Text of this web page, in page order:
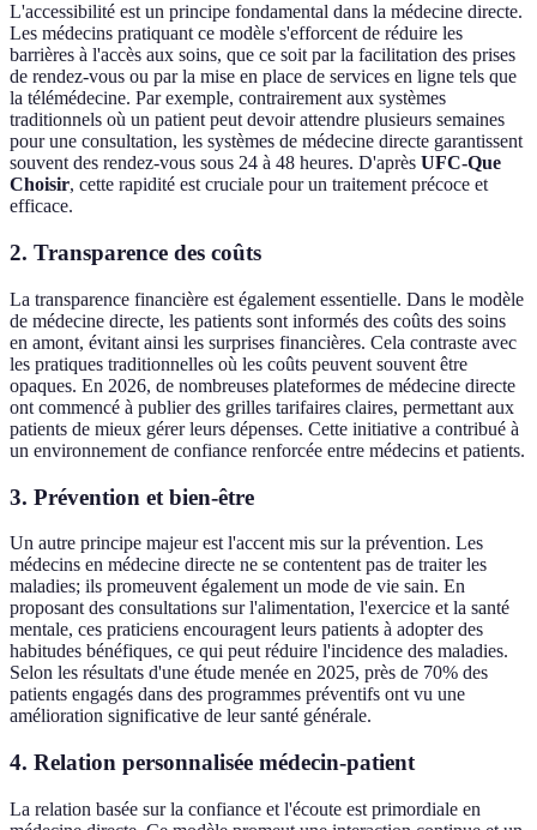
L'accessibilité est un principe fondamental dans la médecine directe.
Les médecins pratiquant ce modèle s'efforcent de réduire les
barrières à l'accès aux soins, que ce soit par la facilitation des prises
de rendez-vous ou par la mise en place de services en ligne tels que
la télémédecine. Par exemple, contrairement aux systèmes
traditionnels où un patient peut devoir attendre plusieurs semaines
pour une consultation, les systèmes de médecine directe garantissent
souvent des rendez-vous sous 24 à 48 heures. D'après UFC-Que
Choisir, cette rapidité est cruciale pour un traitement précoce et
efficace.
2. Transparence des coûts
La transparence financière est également essentielle. Dans le modèle
de médecine directe, les patients sont informés des coûts des soins
en amont, évitant ainsi les surprises financières. Cela contraste avec
les pratiques traditionnelles où les coûts peuvent souvent être
opaques. En 2026, de nombreuses plateformes de médecine directe
ont commencé à publier des grilles tarifaires claires, permettant aux
patients de mieux gérer leurs dépenses. Cette initiative a contribué à
un environnement de confiance renforcée entre médecins et patients.
3. Prévention et bien-être
Un autre principe majeur est l'accent mis sur la prévention. Les
médecins en médecine directe ne se contentent pas de traiter les
maladies; ils promeuvent également un mode de vie sain. En
proposant des consultations sur l'alimentation, l'exercice et la santé
mentale, ces praticiens encouragent leurs patients à adopter des
habitudes bénéfiques, ce qui peut réduire l'incidence des maladies.
Selon les résultats d'une étude menée en 2025, près de 70% des
patients engagés dans des programmes préventifs ont vu une
amélioration significative de leur santé générale.
4. Relation personnalisée médecin-patient
La relation basée sur la confiance et l'écoute est primordiale en